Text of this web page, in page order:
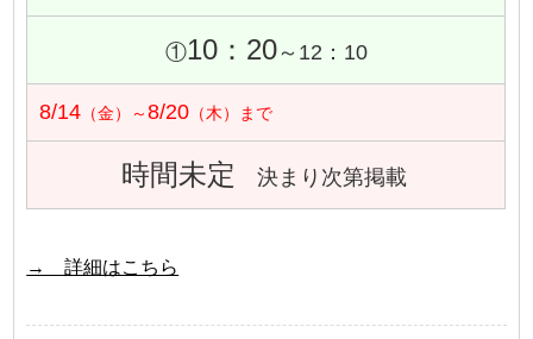
①10：20～12：10
8/14 （金）～8/20 （木）まで
時間未定 決まり次第掲載
→ 詳細はこちら